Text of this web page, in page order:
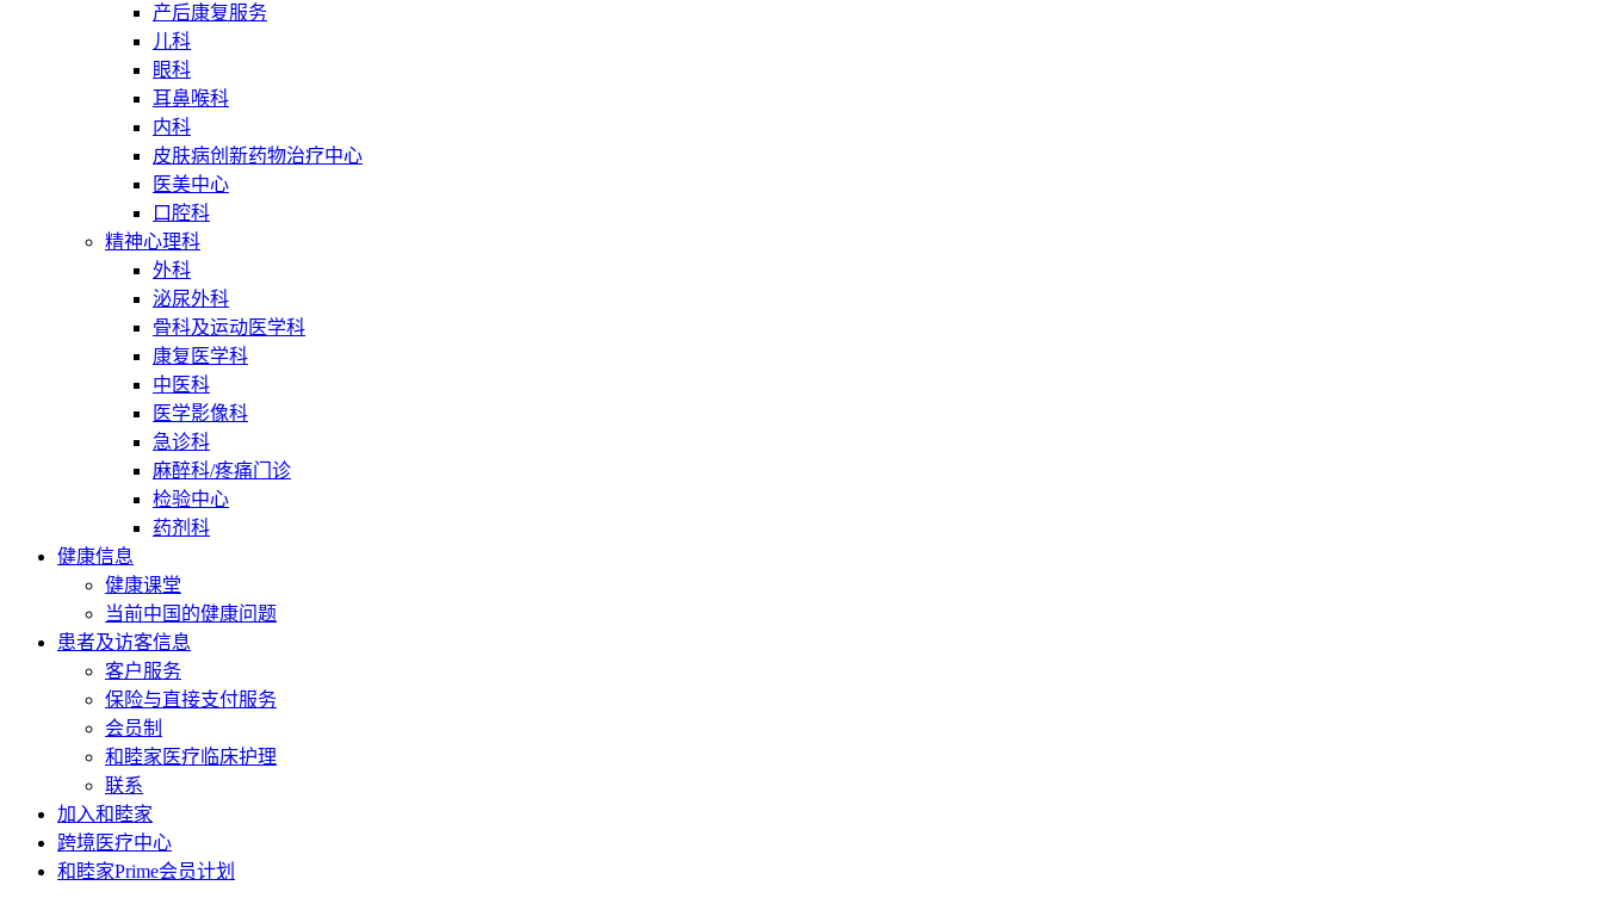
产后康复服务
儿科
眼科
耳鼻喉科
内科
皮肤病创新药物治疗中心
医美中心
口腔科
精神心理科
外科
泌尿外科
骨科及运动医学科
康复医学科
中医科
医学影像科
急诊科
麻醉科/疼痛门诊
检验中心
药剂科
健康信息
健康课堂
当前中国的健康问题
患者及访客信息
客户服务
保险与直接支付服务
会员制
和睦家医疗临床护理
联系
加入和睦家
跨境医疗中心
和睦家Prime会员计划